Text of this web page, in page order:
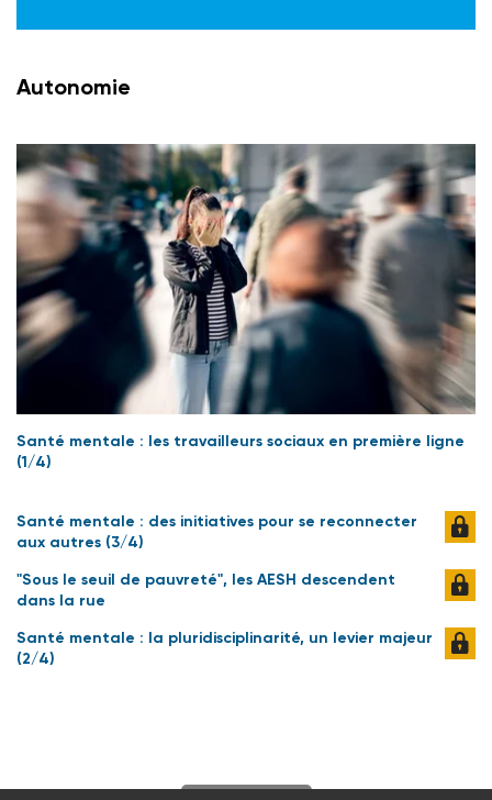
Autonomie
Santé mentale : les travailleurs sociaux en première ligne
(1/4)
Santé mentale : des initiatives pour se reconnecter
aux autres (3/4)
"Sous le seuil de pauvreté", les AESH descendent
dans la rue
Santé mentale : la pluridisciplinarité, un levier majeur
(2/4)